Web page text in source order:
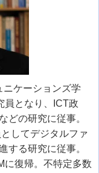
ニケーションズ学
となり、 ICT政
どの研究に従事。
してデジタルファ
する研究に従事。
に復帰。不特定多数